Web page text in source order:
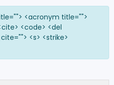
<acronym title="">
<code> <del
<s> <strike>